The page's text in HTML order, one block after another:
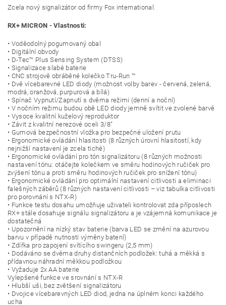
Zcela nový signalizátor od firmy Fox international.
RX+ MICRON - Vlastnosti:
• Voděodolný pogumovaný obal
• Digitální obvody
• D-Tec™ Plus Sensing System (DTSS)
• Signalizace slabé baterie
• CNC strojově obráběné kolečko Tru-Run ™
• Dvě vícebarevné LED diody (možnost volby barev - červená, zelená,
modrá, oranžová, purpurová a bílá)
• Spínač Vypnutí/Zapnutí s dvěma režimi (denní a noční)
• V nočním režimu budou obě LED diody jemně svítit ve zvolené barvě
• Vysoce kvalitní kuželový reproduktor
• Závit z kvalitní nerezové oceli 3/8“
• Gumová bezpečnostní vložka pro bezpečné uložení prutu
• Ergonomické ovládání hlasitosti (8 různých úrovní hlasitostí, kdy
nejnižší nastavení je zcela tiché)
• Ergonomické ovládání pro tón signalizátoru (8 různých možnosti
nastavení tónu: otáčejte kolečkem ve směru hodinových ručiček pro
zvýšení tónu a proti směru hodinových ručiček pro snížení tónu)
• Ergonomické ovládání pro optimální nastavení citlivosti a eliminaci
falešných záběrů (8 různých nastavení citlivosti – viz tabulka citlivosti
pro porovnání s NTX-R)
• Funkce testu dosahu umožňuje uživateli kontrolovat zda příposlech
RX+ stále dosahuje signálu signalizátoru a je vzájemná komunikace je
dostatečná
• Upozornění na nízký stav baterie (barva LED se změní na azurovou
barvu v případě nutnosti výměny baterií)
• Zdířka pro zapojení svítícího swingeru (2,5 mm)
• Dodáváno se dvěma druhy distančních podložek: tuhá a měkká s
přídavnou náhradní měkkou podložkou
• Vyžaduje 2x AA baterie
Vylepšené funkce ve srovnání s NTX-R
• Hlubší uši, bez zvětšení signalizátoru
• Dvojice vícebarevných LED diod, jedna na úplném konci každého
ucha